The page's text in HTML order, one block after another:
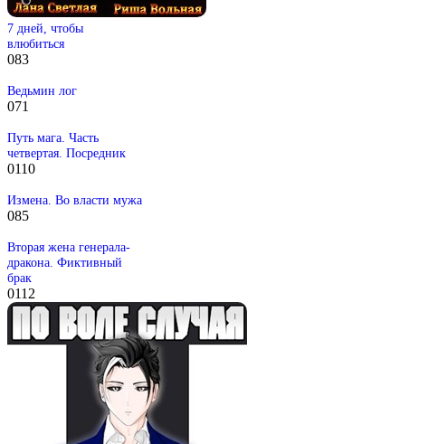
7 дней, чтобы
влюбиться
083
Ведьмин лог
071
Путь мага. Часть
четвертая. Посредник
0110
Измена. Во власти мужа
085
Вторая жена генерала-
дракона. Фиктивный
брак
0112